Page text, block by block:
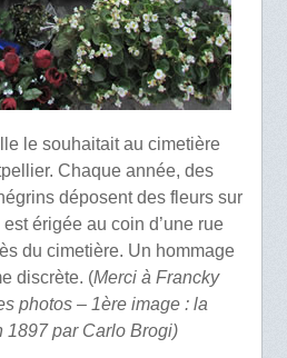
le souhaitait au cimetière
Chaque année, des
déposent des fleurs sur
érigée au coin d’une rue
du cimetière. Un hommage
discrète. (Merci à Francky
photos – 1ère image : la
1897 par Carlo Brogi)